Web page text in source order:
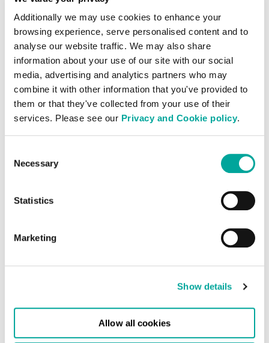
Additionally we may use cookies to enhance your
browsing experience, serve personalised content and to
analyse our website traffic. We may also share
information about your use of our site with our social
media, advertising and analytics partners who may
combine it with other information that you've provided to
them or that they've collected from your use of their
services. Please see our Privacy and Cookie policy.
Selection
Necessary
Statistics
Marketing
Show details
Allow all cookies
„Wir freuen uns sehr, Fumi Takei als Vice
President und Head of Japan in dieser
entscheidenden Phase für Colt DCS
begrüßen zu dürfen. Japan spielt eine
zentrale Rolle in unserer globalen
Plattform, insbesondere da wir weiterhin
in Einrichtungen investieren, die KI-
wird entscheidend dazu beitragen,
Wachstum unseres
Rechenzentrumsportfolios im ganzen
Quy Nguyen, amtierender CEO und